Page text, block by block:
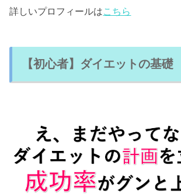
詳しいプロフィールは こちら
【初心者】ダイエットの基礎